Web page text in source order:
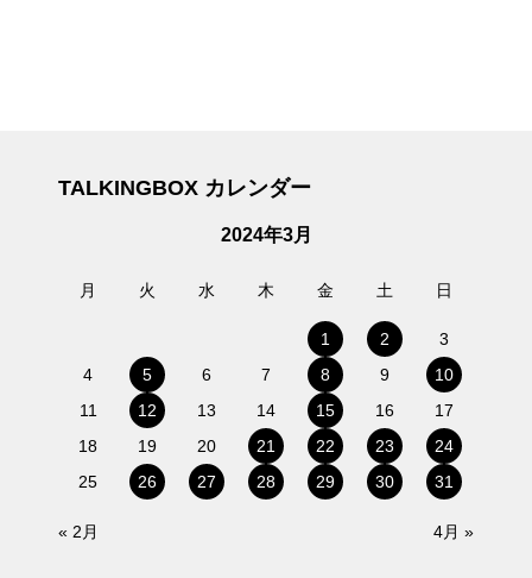
TALKINGBOX カレンダー
2024年3月
月 火 水 木 金 土 日
1 2
3
4
5 6 7 8 9
10
11
12 13 14 15 16
17
18
19 20 21 22 23
24
25
26 27 28 29 30 31
« 2月 4月 »